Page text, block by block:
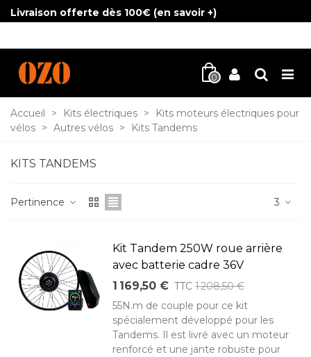
Livraison offerte dès 100€ (en savoir +)
0
Accueil > Kits électriques >
Kits moteurs électriques pour
vélos > Autres vélos > Kits Tandems
KITS TANDEMS
Pertinence 3
Kit Tandem 250W roue arrière
avec batterie cadre 36V
1 169,50 € TTC 1 208,50 €
55N.m de couple pour ce kit
spécialement développé pour les
Tandems. Il est livré avec un moteur
renforcé et une jante robuste pour